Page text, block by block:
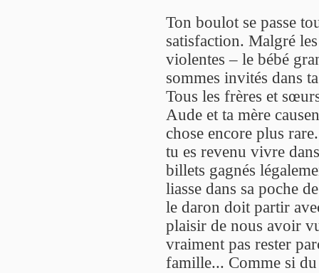
Ton boulot se passe
satisfaction. Malgré
violentes – le bébé
sommes invités dans
Tous les frères et
Aude et ta mère
chose encore plus
tu es revenu vivre
billets gagnés
liasse dans sa poche
le daron doit partir
plaisir de nous avoir
vraiment pas rester
famille... Comme si